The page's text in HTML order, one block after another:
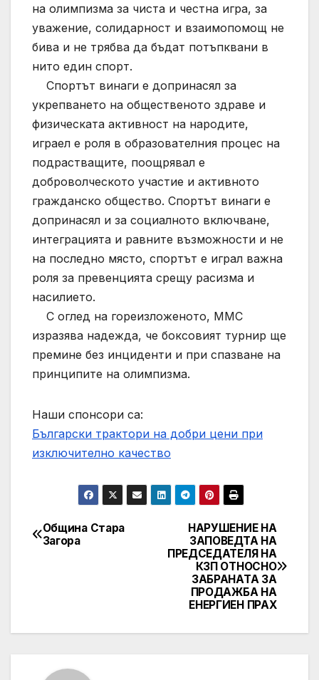
на олимпизма за чиста и честна игра, за
уважение, солидарност и взаимопомощ не
бива и не трябва да бъдат потъпквани в
нито един спорт.
Спортът винаги е допринасял за
укрепването на общественото здраве и
физическата активност на народите,
играел е роля в образователния процес на
подрастващите, поощрявал е
доброволческото участие и активното
гражданско общество. Спортът винаги е
допринасял и за социалното включване,
интеграцията и равните възможности и не
на последно място, спортът е играл важна
роля за превенцията срещу расизма и
насилието.
С оглед на гореизложеното, ММС
изразява надежда, че боксовият турнир ще
премине без инциденти и при спазване на
принципите на олимпизма.
Наши спонсори са:
Български трактори на добри цени при
изключително качество
Post
НАРУШЕНИЕ НА
ЗАПОВЕДТА НА
ПРЕДСЕДАТЕЛЯ НА
КЗП ОТНОСНО
ЗАБРАНАТА ЗА
ПРОДАЖБА НА
ЕНЕРГИЕН ПРАХ
Община Стара
Загора